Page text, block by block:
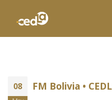
08
FM Bolivia •